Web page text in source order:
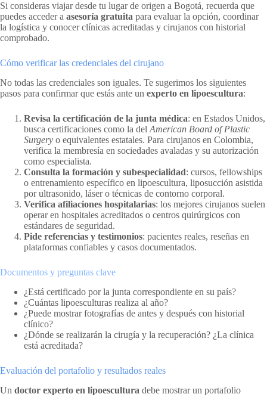
Si consideras viajar desde tu lugar de origen a Bogotá, recuerda que
puedes acceder a asesoría gratuita para evaluar la opción, coordinar
la logística y conocer clínicas acreditadas y cirujanos con historial
comprobado.
Cómo verificar las credenciales del cirujano
No todas las credenciales son iguales. Te sugerimos los siguientes
pasos para confirmar que estás ante un experto en lipoescultura:
Revisa la certificación de la junta médica: en Estados Unidos,
busca certificaciones como la del American Board of Plastic
Surgery o equivalentes estatales. Para cirujanos en Colombia,
verifica la membresía en sociedades avaladas y su autorización
como especialista.
Consulta la formación y subespecialidad: cursos, fellowships
o entrenamiento específico en lipoescultura, liposucción asistida
por ultrasonido, láser o técnicas de contorno corporal.
Verifica afiliaciones hospitalarias: los mejores cirujanos suelen
operar en hospitales acreditados o centros quirúrgicos con
estándares de seguridad.
Pide referencias y testimonios: pacientes reales, reseñas en
plataformas confiables y casos documentados.
Documentos y preguntas clave
¿Está certificado por la junta correspondiente en su país?
¿Cuántas lipoesculturas realiza al año?
¿Puede mostrar fotografías de antes y después con historial
clínico?
¿Dónde se realizarán la cirugía y la recuperación? ¿La clínica
está acreditada?
Evaluación del portafolio y resultados reales
Un doctor experto en lipoescultura debe mostrar un portafolio